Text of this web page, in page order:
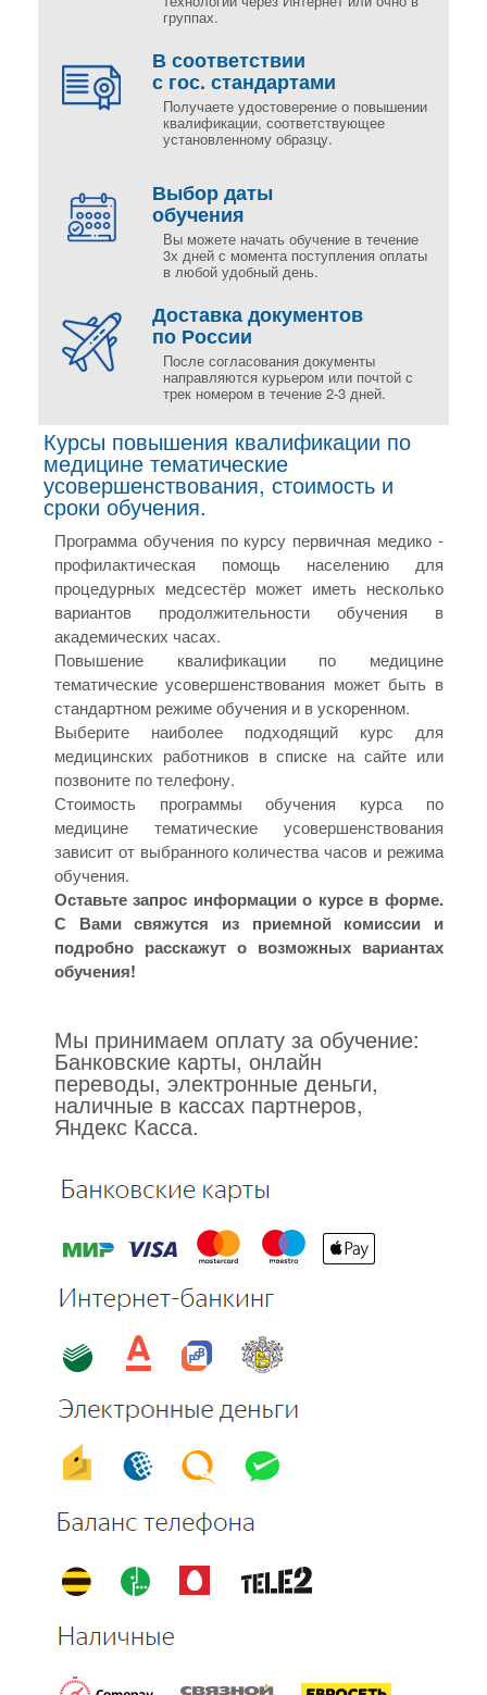
группах.
В соответствии
с гос. стандартами
Получаете удостоверение о повышении
квалификации, соответствующее
установленному образцу.
Выбор даты
обучения
Вы можете начать обучение в течение
3х дней с момента поступления оплаты
в любой удобный день.
Доставка документов
по России
После согласования документы
направляются курьером или почтой с
трек номером в течение 2-3 дней.
Курсы повышения квалификации по
медицине тематические
усовершенствования, стоимость и
сроки обучения.
Программа обучения по курсу первичная медико -
профилактическая помощь населению для
процедурных медсестёр может иметь несколько
вариантов продолжительности обучения в
академических часах.
Повышение квалификации по медицине
тематические усовершенствования может быть в
стандартном режиме обучения и в ускоренном.
Выберите наиболее подходящий курс для
медицинских работников в списке на сайте или
позвоните по телефону.
Стоимость программы обучения курса по
медицине тематические усовершенствования
зависит от выбранного количества часов и режима
обучения.
Оставьте запрос информации о курсе в форме.
С Вами свяжутся из приемной комиссии и
подробно расскажут о возможных вариантах
обучения!
Мы принимаем оплату за обучение:
Банковские карты, онлайн
переводы, электронные деньги,
наличные в кассах партнеров,
Яндекс Касса.